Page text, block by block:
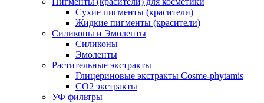
Сухие пигменты (красители)
Жидкие пигменты (красители)
Силиконы и Эмоленты
Силиконы
Эмоленты
Растительные экстракты
Глицериновые экстракты Cosme-phytamis
СО2 экстракты
УФ фильтры